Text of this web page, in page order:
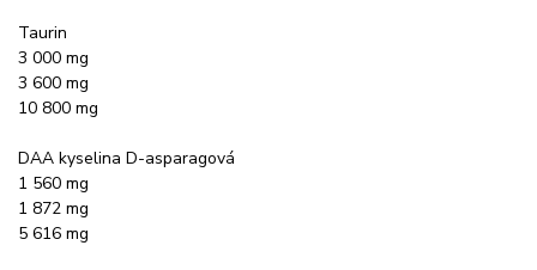
Taurin
3 000 mg
3 600 mg
10 800 mg
DAA kyselina D-asparagová
1 560 mg
1 872 mg
5 616 mg